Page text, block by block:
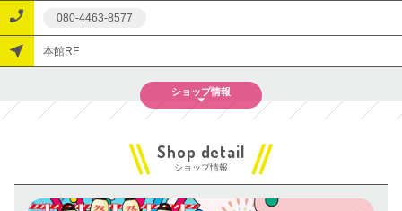
080-4463-8577
本館RF
ショップ情報
ショップ情報